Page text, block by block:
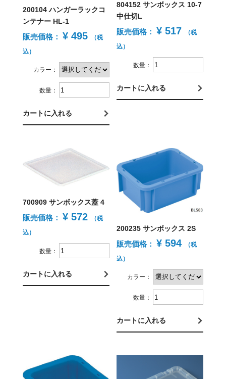
200104 ハンガーラックコ
ンテナー HL-1
販売価格： ¥ 495
（税
込）
カラー：
数量：
カートに入れる
804152 サンボックス 10-7
中仕切L
販売価格： ¥ 517
（税
込）
数量：
カートに入れる
700909 サンボックス蓋 4
販売価格： ¥ 572
（税
込）
数量：
カートに入れる
200235 サンボックス 2S
販売価格： ¥ 594
（税
込）
カラー：
数量：
カートに入れる